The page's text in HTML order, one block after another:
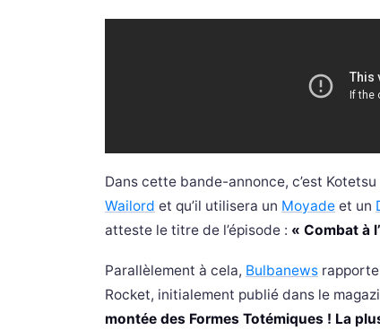
Dans cette bande-annonce, c’est
Wailord et qu’il utilisera un Moyade et un
atteste le titre de l’épisode : « Combat à
Parallèlement à cela, Bulbanews
Rocket, initialement publié dans le
montée des Formes Totémiques ! La